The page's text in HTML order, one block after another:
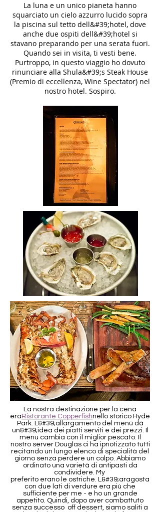
La luna e un unico pianeta hanno
squarciato un cielo azzurro lucido sopra
la piscina sul tetto dell&#39;hotel, dove
anche due ospiti dell&#39;hotel si
stavano preparando per una serata fuori.
Quando sei in visita, ti vesti bene.
Purtroppo, in questo viaggio ho dovuto
rinunciare alla Shula&#39;s Steak House
(Premio di eccellenza, Wine Spectator) nel
nostro hotel. Sospiro.
La nostra destinazione per la cena
era Ristorante Copperfishnello storico Hyde
Park. L&#39;allargamento del menù dà
un&#39;idea dei piatti serviti e dei prezzi. Il
menu cambia con il miglior pescato. Il
nostro server Douglas ci ha ipnotizzato tutti
recitando un lungo elenco di specialità del
giorno senza perdere un colpo. Abbiamo
ordinato una varietà di antipasti da
condividere. My
preferito erano le ostriche. L&#39;aragosta
con due lati di verdure era più che
sufficiente per me - e ho un grande
appetito. Quindi, dopo aver combattuto
senza successo off dessert, siamo saliti a